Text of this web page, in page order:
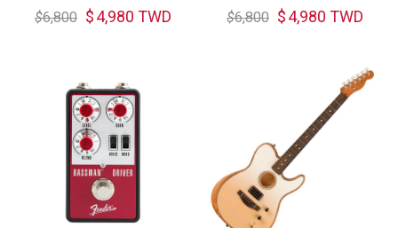
$6,800 $4,980 TWD
$6,800 $4,980 TWD